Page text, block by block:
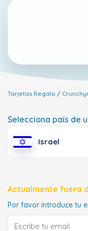
Tarjetas Regalo
Selecciona país de
Israel
Actualmente fuera
Por favor introduce tu